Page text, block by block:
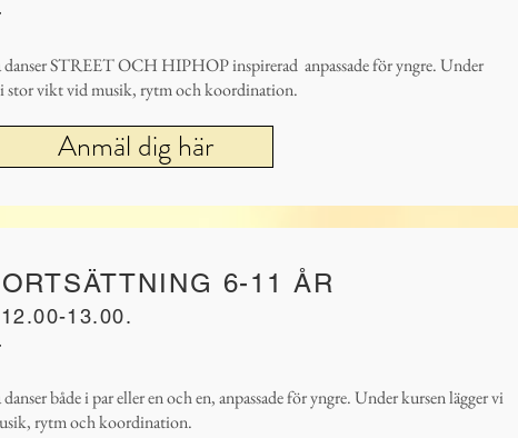
danser STREET OCH HIPHOP inspirerad anpassade för yngre. Under
stor vikt vid musik, rytm och koordination.
Anmäl dig här
6-11 ÅR
13.00.
både i par eller en och en, anpassade för yngre. Under kursen lägger vi
rytm och koordination.